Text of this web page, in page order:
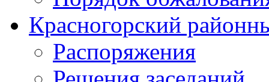
Красногорский
Распоряжения